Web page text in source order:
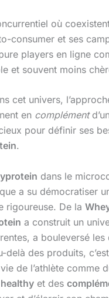
où
consumer et ses
players en ligne
et souvent moins
cet univers,
en complément
pour définir ses
.
dans le
a su démocratiser
rigoureuse. De la
a construit un
a bouleversé
delà des produits,
de l’athlète
et des